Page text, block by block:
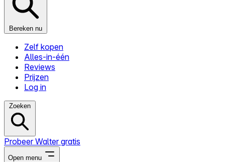
Bereken nu
Zelf kopen
Alles-in-één
Reviews
Prijzen
Log in
Zoeken
Probeer Walter gratis
Open menu